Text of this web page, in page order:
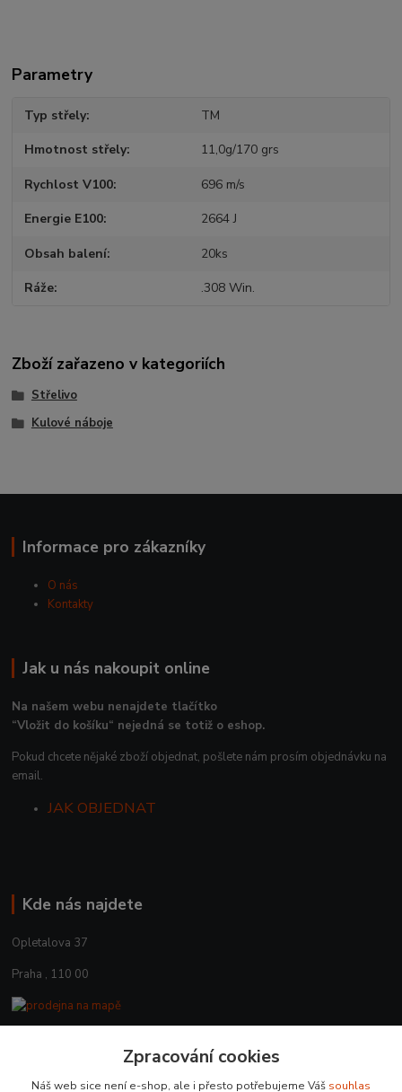
Parametry
Typ střely TM
Hmotnost střely 11,0g/170 grs
Rychlost V100 696 m/s
Energie E100 2664 J
Obsah balení 20ks
Ráže .308 Win.
Zboží zařazeno v kategoriích
Střelivo
Kulové náboje
Informace pro zákazníky
O nás
Kontakty
Jak u nás nakoupit online
Na našem webu nenajdete tlačítko
“Vložit do košíku“ nejedná se totiž o eshop.
Pokud chcete nějaké zboží objednat, pošlete nám prosím objednávku na
email.
JAK OBJEDNAT
Kde nás najdete
Opletalova 37
Praha , 110 00
Zpracování cookies
Náš web sice není e-shop, ale i přesto potřebujeme Váš souhlas